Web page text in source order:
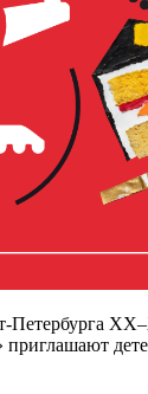
Петербурга
приглашают